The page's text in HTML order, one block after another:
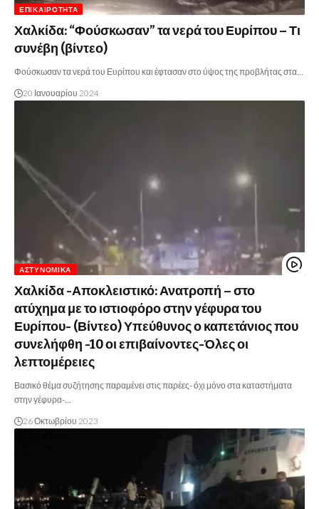
ΕΠΙΚΑΙΡΌΤΗΤΑ
Χαλκίδα: “Φούσκωσαν” τα νερά του Ευρίπου – Τι
συνέβη (βίντεο)
Φούσκωσαν τα νερά του Ευρίπου και έφτασαν στο ύψος της προβλήτας στα…
20 Ιανουαρίου 2024
ΑΣΤΥΝΟΜΙΚΆ
Χαλκίδα -Αποκλειστικό: Ανατροπή – στο
ατύχημα με το ιστιοφόρο στην γέφυρα του
Ευρίπου- (Βίντεο) Υπεύθυνος ο καπετάνιος που
συνελήφθη -10 οι επιβαίνοντες-Όλες οι
λεπτομέρειες
Βασικό θέμα συζήτησης παραμένει στις παρέες- όχι μόνο στα καταστήματα
στην γέφυρα-…
26 Οκτωβρίου 2023